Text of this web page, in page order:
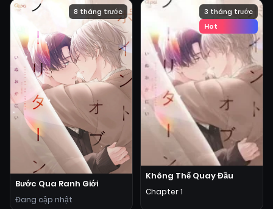
8 tháng trước
Bước Qua Ranh Giới
Đang cập nhật
3 tháng trước
Hot
Không Thể Quay Đầu
Chapter 1